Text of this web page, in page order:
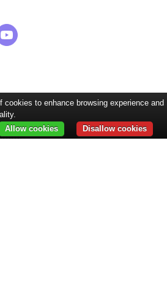
to enhance browsing experience and
Disallow cookies
Allow cookies